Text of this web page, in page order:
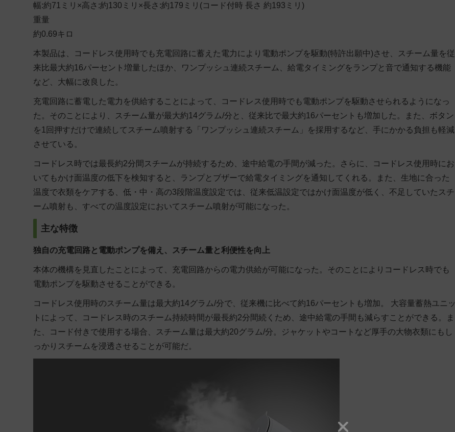
幅:約71ミリ×高さ:約130ミリ×長さ:約179ミリ(コード付時 長さ 約193ミリ)
重量
約0.69キロ
本製品は、コードレス使用時でも充電回路に蓄えた電力により電動ポンプを駆動(特許出願中)させ、スチーム量を従
来比最大約16パーセント増量したほか、ワンプッシュ連続スチーム、給電タイミングをランプと音で通知する機能
など、大幅に改良した。
充電回路に蓄電した電力を供給することによって、コードレス使用時でも電動ポンプを駆動させられるようになっ
た。そのことにより、スチーム量が最大約14グラム/分と、従来比で最大約16パーセントも増加した。また、ボタン
を1回押すだけで連続してスチーム噴射する「ワンプッシュ連続スチーム」を採用するなど、手にかかる負担も軽減
させている。
コードレス時では最長約2分間スチームが持続するため、途中給電の手間が減った。さらに、コードレス使用時にお
いてもかけ面温度の低下を検知すると、ランプとブザーで給電タイミングを通知してくれる。また、生地に合った
温度で衣類をケアする、低・中・高の3段階温度設定では、従来低温設定ではかけ面温度が低く、不足していたスチ
ーム噴射も、すべての温度設定においてスチーム噴射が可能になった。
主な特徴
独自の充電回路と電動ポンプを備え、スチーム量と利便性を向上
本体の機構を見直したことによって、充電回路からの電力供給が可能になった。そのことによりコードレス時でも
電動ポンプを駆動させることができる。
コードレス使用時のスチーム量は最大約14グラム/分で、従来機に比べて約16パーセントも増加。 大容量蓄熱ユニッ
トによって、コードレス時のスチーム持続時間が最長約2分間続くため、途中給電の手間も減らすことができる。ま
た、コード付きで使用する場合、スチーム量は最大約20グラム/分。ジャケットやコートなど厚手の大物衣類にもし
っかりスチームを浸透させることが可能だ。